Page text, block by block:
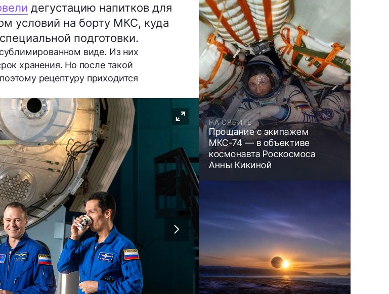
дегустацию напитков для
условий на борту МКС, куда
подготовки.
виде. Из них
хранения. Но после такой
рецептуру приходится
НА ОРБИТЕ
Прощание с экипажем
МКС-74 — в объективе
космонавта Роскосмоса
Анны Кикиной